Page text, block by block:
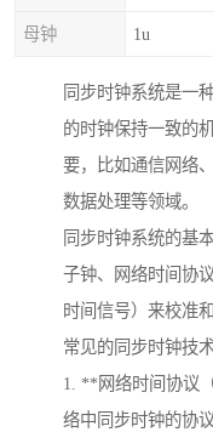
母钟 1u
同步时钟系统是一
的时钟保持一致的
要，比如通信网络
数据处理等领域。
同步时钟系统的基
子钟、网络时间协
时间信号）来校准
常见的同步时钟技
1. **网络时间协议
络中同步时钟的协